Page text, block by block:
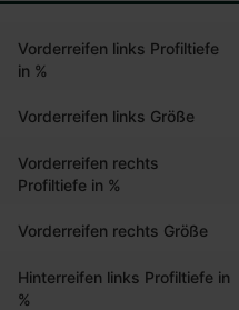
Vorderreifen links Profiltiefe
in %
Vorderreifen links Größe
Vorderreifen rechts
Profiltiefe in %
Vorderreifen rechts Größe
Hinterreifen links Profiltiefe in
%